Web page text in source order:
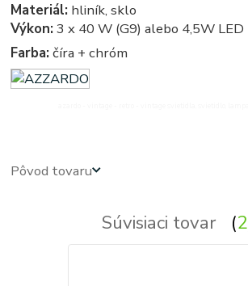
Materiál: hliník, sklo
Výkon: 3 x 40 W (G9) alebo 4,5W LED
Farba: číra + chróm
Pôvod tovaru
Súvisiaci tovar 2